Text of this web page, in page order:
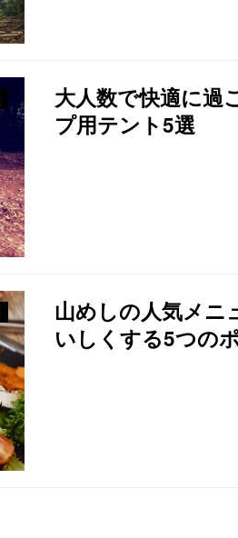
大人数で快適に過
プ用テント5選
山めしの人気メニ
いしくする5つの